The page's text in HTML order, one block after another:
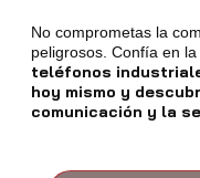
No comprometas la
peligrosos. Confía en
teléfonos
hoy mismo y
comunicación y la